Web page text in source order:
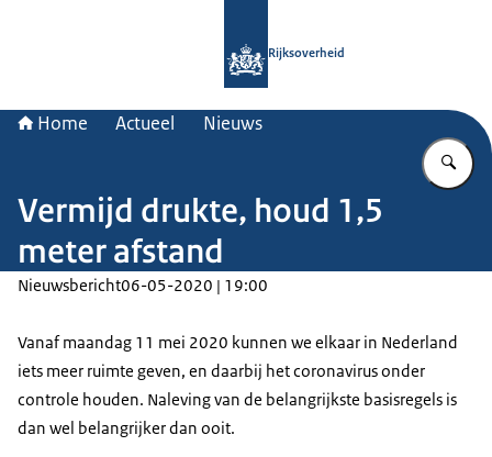
Rijksoverheid
Home Actueel Nieuws
Vermijd drukte, houd 1,5
meter afstand
Nieuwsbericht06-05-2020 | 19:00
Vanaf maandag 11 mei 2020 kunnen we elkaar in Nederland
iets meer ruimte geven, en daarbij het coronavirus onder
controle houden. Naleving van de belangrijkste basisregels is
dan wel belangrijker dan ooit.